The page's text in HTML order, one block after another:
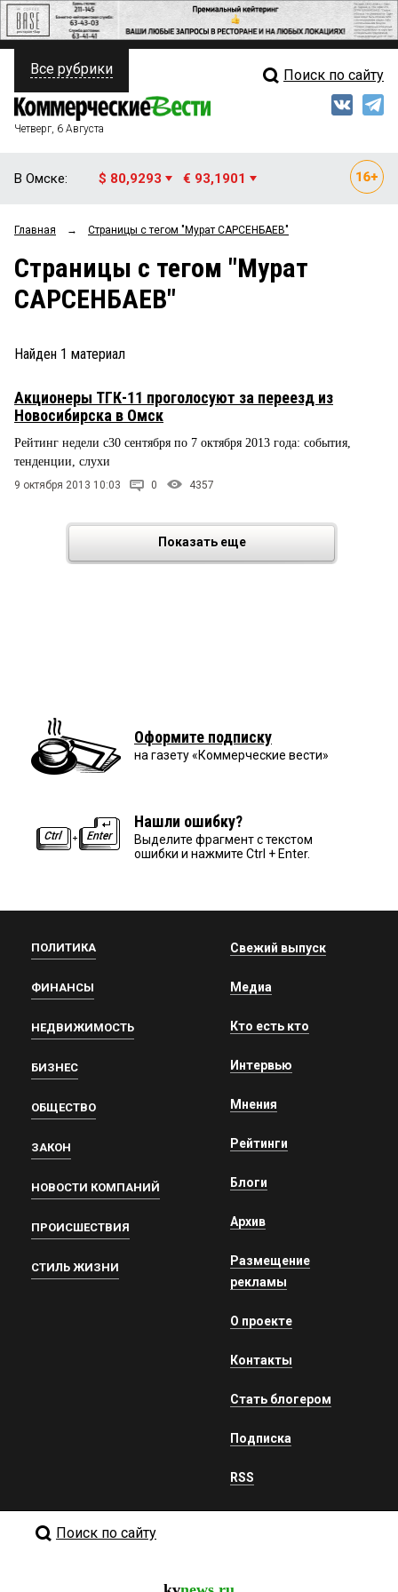
ПОЛИТИКА
ФИНАНСЫ
ОБЩЕСТВО
ЗАКОН
ПРОИСШЕСТВИЯ
СТИЛЬ ЖИЗНИ
Свежий выпуск
Мнения
Рейтинги
Все рубрики Поиск по сайту
Четверг, 6 Августа
В Омске: $ 80,9293 € 93,1901
Главная → Страницы c тегом "Мурат САРСЕНБАЕВ"
Страницы c тегом "Мурат
САРСЕНБАЕВ"
Найден 1 материал
Акционеры ТГК-11 проголосуют за переезд из
Новосибирска в Омск
Рейтинг недели с30 сентября по 7 октября 2013 года: события,
тенденции, слухи
9 октября 2013 10:03 0 4357
Показать еще
Оформите подписку
на газету «Коммерческие вести»
Нашли ошибку?
Выделите фрагмент с текстом
ошибки и нажмите Ctrl + Enter.
ПОЛИТИКА
ФИНАНСЫ
НЕДВИЖИМОСТЬ
БИЗНЕС
ОБЩЕСТВО
ЗАКОН
НОВОСТИ КОМПАНИЙ
ПРОИСШЕСТВИЯ
СТИЛЬ ЖИЗНИ
Свежий выпуск
Медиа
Кто есть кто
Интервью
Мнения
Рейтинги
Блоги
Архив
Размещение
рекламы
О проекте
Контакты
Стать блогером
Подписка
RSS
Поиск по сайту